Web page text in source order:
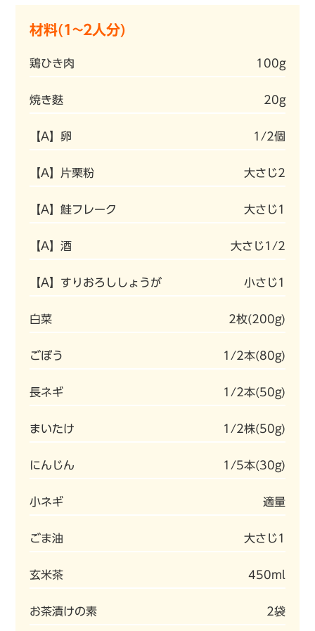
材料(1~2人分)
鶏ひき肉 100g
焼き麩 20g
【A】卵 1/2個
【A】片栗粉 大さじ2
【A】鮭フレーク 大さじ1
【A】酒 大さじ1/2
【A】すりおろししょうが 小さじ1
白菜 2枚(200g)
ごぼう 1/2本(80g)
長ネギ 1/2本(50g)
まいたけ 1/2株(50g)
にんじん 1/5本(30g)
小ネギ 適量
ごま油 大さじ1
玄米茶 450ml
お茶漬けの素 2袋